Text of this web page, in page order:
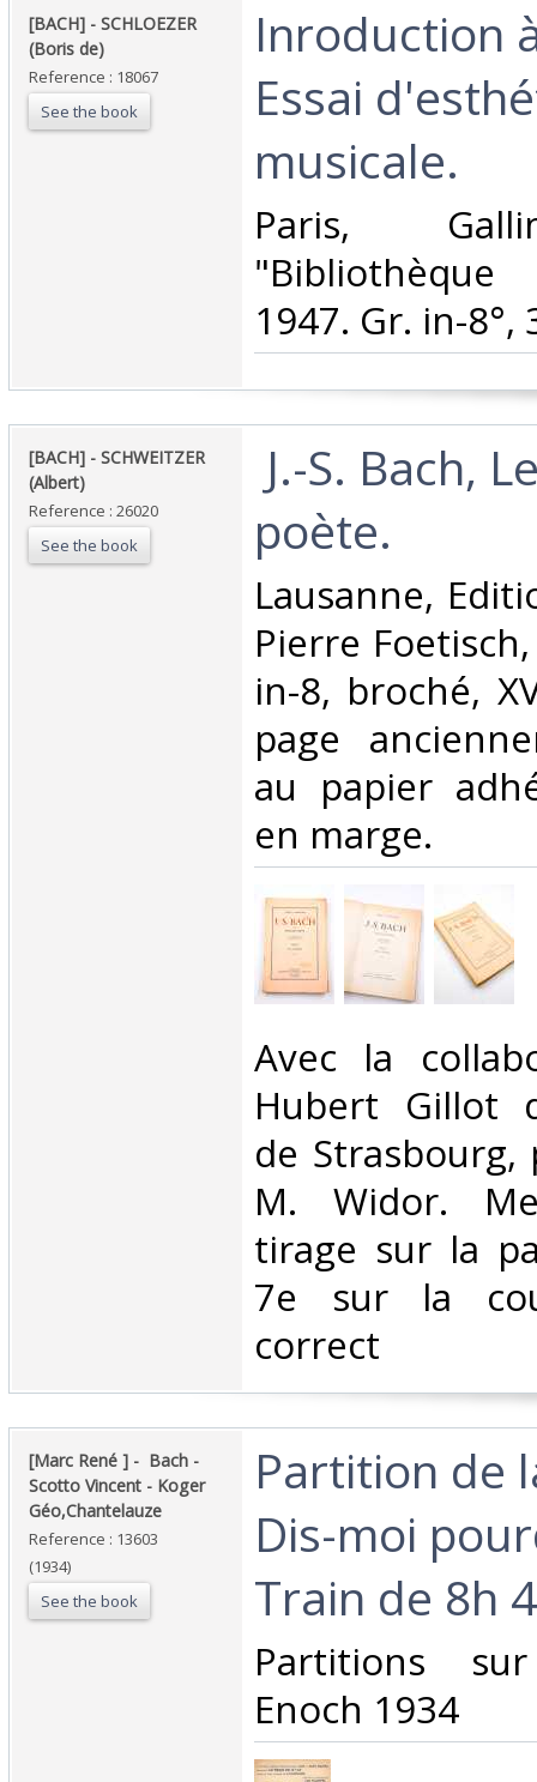
‎[BACH] - SCHLOEZER
(Boris de)‎
Reference : 18067
See the book
‎Inroduction
Essai
musicale.‎
‎Paris,
1947. Gr. in-8°,
‎[BACH] - SCHWEITZER
(Albert) ‎
Reference : 26020
See the book
J.-S. Bach,
poète. ‎
‎Lausanne,
Pierre
in-8, broché,
page
au papier
en marge. ‎
‎Avec la
Hubert Gillot
de Strasbourg,
M. Widor.
tirage sur la
7e sur la
correct ‎
‎[Marc René ] - ‎ ‎Bach -
Scotto Vincent - Koger
Géo,Chantelauze‎
Reference : 13603
(1934)
See the book
‎Partition de
Dis-moi
Train de 8h
‎Partitions
Enoch 1934‎